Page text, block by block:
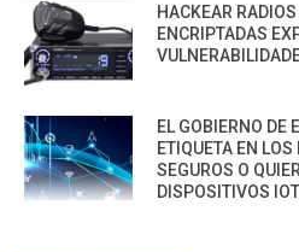
HACKEAR
ENCRIPTADAS
EL GOBIERNO DE
ETIQUETA EN
SEGUROS O
DISPOSITIVOS